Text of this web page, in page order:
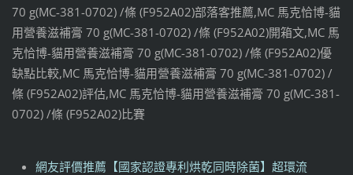
70 g(MC-381-0702) /條 (F952A02)部落客推薦,MC 馬克恰博-貓
用營養滋補膏 70 g(MC-381-0702) /條 (F952A02)開箱文,MC 馬
克恰博-貓用營養滋補膏 70 g(MC-381-0702) /條 (F952A02)優
缺點比較,MC 馬克恰博-貓用營養滋補膏 70 g(MC-381-0702) /
條 (F952A02)評估,MC 馬克恰博-貓用營養滋補膏 70 g(MC-381-
0702) /條 (F952A02)比賽
網友評價推薦【國家認證專利烘乾同時除菌】超環流